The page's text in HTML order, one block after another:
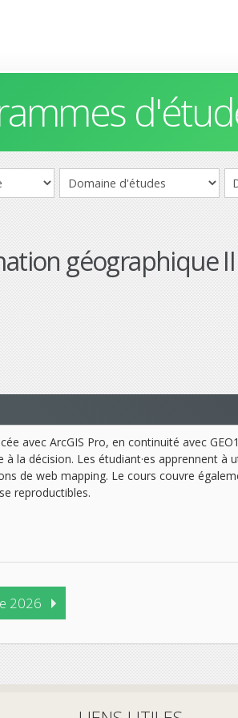
géographique II
avec ArcGIS Pro, en continuité avec
la décision. Les étudiant·es apprennent
de web mapping. Le cours couvre
reproductibles.
2026